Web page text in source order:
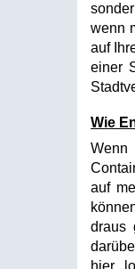
wenn
auf
einer
Wie
Wenn
auf
draus
hier